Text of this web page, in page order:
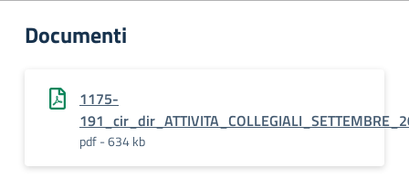
Documenti
1175-
pdf - 634 kb